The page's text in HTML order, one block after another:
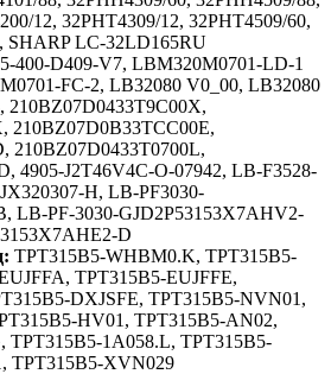
12, 32PHT4309/12, 32PHT4509/60,
SHARP LC-32LD165RU
400-D409-V7, LBM320M0701-LD-1
FC-2, LB32080 V0_00, LB32080
210BZ07D0433T9C00X,
210BZ07D0B33TCC00E,
210BZ07D0433T0700L,
4905-J2T46V4C-O-07942, LB-F3528-
H, LB-PF3030-
LB-PF-3030-GJD2P53153X7AHV2-
D
TPT315B5-WHBM0.K, TPT315B5-
TPT315B5-EUJFFE,
DXJSFE, TPT315B5-NVN01,
HV01, TPT315B5-AN02,
1A058.L, TPT315B5-
TPT315B5-XVN029